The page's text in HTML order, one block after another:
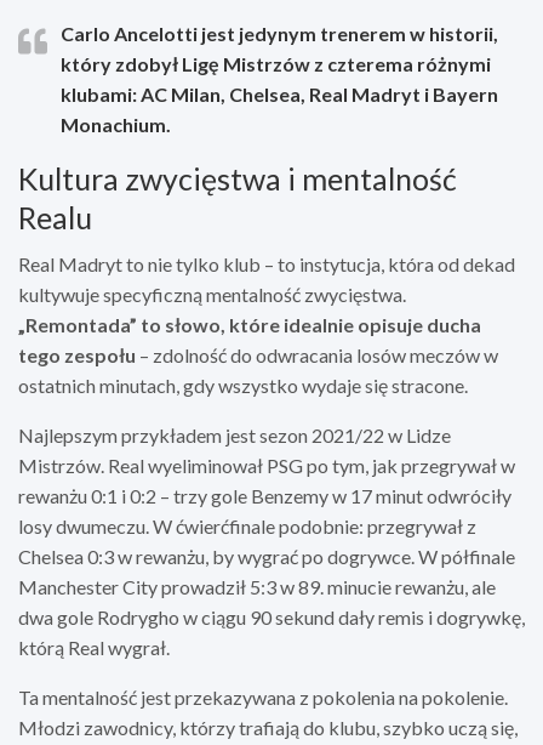
Carlo Ancelotti jest jedynym trenerem w historii,
który zdobył Ligę Mistrzów z czterema różnymi
klubami: AC Milan, Chelsea, Real Madryt i Bayern
Monachium.
Kultura zwycięstwa i mentalność
Realu
Real Madryt to nie tylko klub – to instytucja, która od dekad
kultywuje specyficzną mentalność zwycięstwa.
„Remontada” to słowo, które idealnie opisuje ducha
tego zespołu – zdolność do odwracania losów meczów w
ostatnich minutach, gdy wszystko wydaje się stracone.
Najlepszym przykładem jest sezon 2021/22 w Lidze
Mistrzów. Real wyeliminował PSG po tym, jak przegrywał w
rewanżu 0:1 i 0:2 – trzy gole Benzemy w 17 minut odwróciły
losy dwumeczu. W ćwierćfinale podobnie: przegrywał z
Chelsea 0:3 w rewanżu, by wygrać po dogrywce. W półfinale
Manchester City prowadził 5:3 w 89. minucie rewanżu, ale
dwa gole Rodrygho w ciągu 90 sekund dały remis i dogrywkę,
którą Real wygrał.
Ta mentalność jest przekazywana z pokolenia na pokolenie.
Młodzi zawodnicy, którzy trafiają do klubu, szybko uczą się,